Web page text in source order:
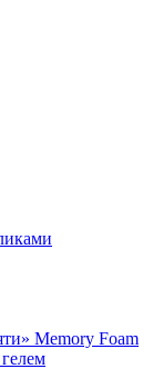
Memory Foam